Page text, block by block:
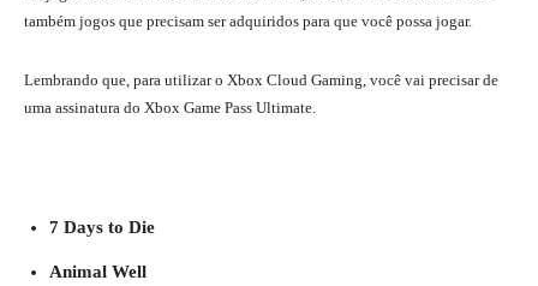
também jogos que precisam ser adquiridos para que você possa jogar.
Lembrando que, para utilizar o Xbox Cloud Gaming, você vai precisar de
uma assinatura do Xbox Game Pass Ultimate.
7 Days to Die
Animal Well